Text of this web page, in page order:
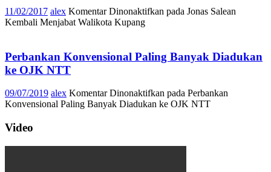
11/02/2017 alex Komentar Dinonaktifkan pada Jonas Salean
Kembali Menjabat Walikota Kupang
Perbankan Konvensional Paling Banyak Diadukan
ke OJK NTT
09/07/2019 alex Komentar Dinonaktifkan pada Perbankan
Konvensional Paling Banyak Diadukan ke OJK NTT
Video